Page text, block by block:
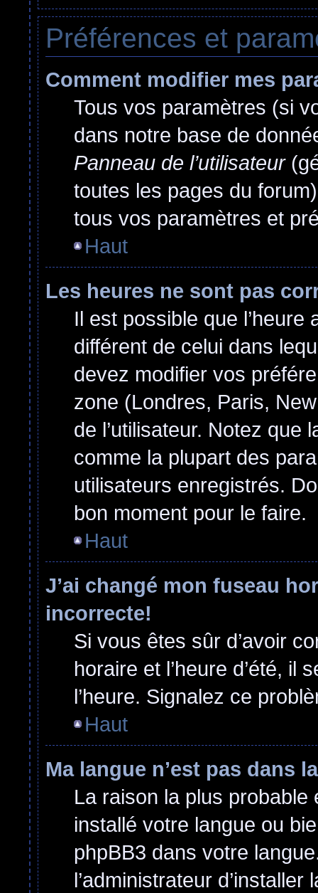
Préférences et
Comment modifier mes
Tous vos paramètres (si
dans notre base de
Panneau de l’utilisateur
toutes les pages du
tous vos paramètres et
Haut
Les heures ne sont pas
Il est possible que
différent de celui dans
devez modifier vos
zone (Londres, Paris,
de l’utilisateur. Notez que
comme la plupart des
utilisateurs enregistrés.
bon moment pour le faire.
Haut
J’ai changé mon fuseau
incorrecte!
Si vous êtes sûr d’avoir
horaire et l’heure d’été, il
l’heure. Signalez ce
Haut
Ma langue n’est pas dans
La raison la plus probable
installé votre langue ou
phpBB3 dans votre
l’administrateur